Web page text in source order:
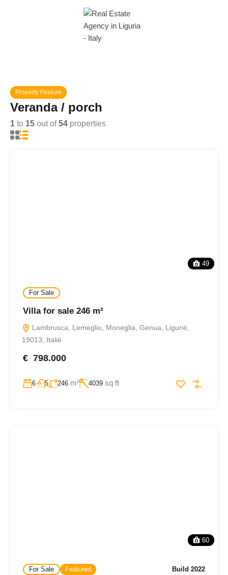
Property Feature
Veranda / porch
1 to 15 out of54 properties
49
For Sale
Villa for sale 246 m²
Lambrusca, Lemeglio, Moneglia, Genua, Ligurië,
19013, Italië
€ 798.000
6 5 246 m² 4039 sq ft
60
For Sale Featured Build 2022